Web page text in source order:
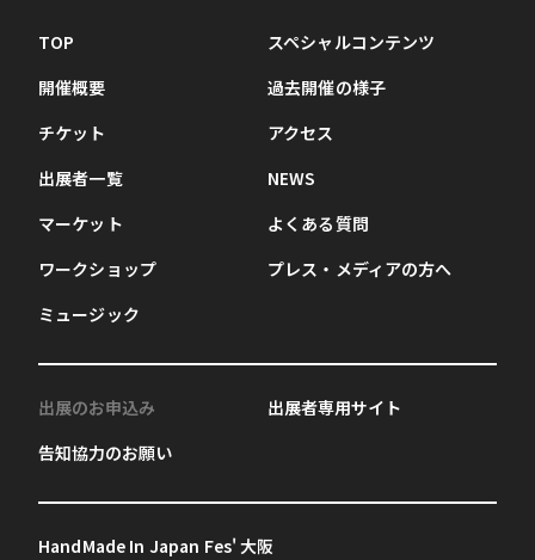
TOP
開催概要
チケット
出展者一覧
マーケット
ワークショップ
ミュージック
スペシャルコンテンツ
過去開催の様子
アクセス
NEWS
よくある質問
プレス・メディアの方へ
出展のお申込み
告知協力のお願い
出展者専用サイト
HandMade In Japan Fes' 大阪